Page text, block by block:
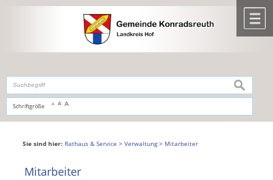
,zur Navigationoderzur Startseitespringen.
Schriftgröße A A A
suchen
Sie sind hier: Rathaus & Service > Verwaltung> Mitarbeiter
Mitarbeiter